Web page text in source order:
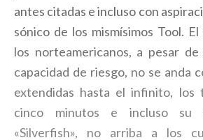
antes citadas e incluso con
sónico de los mismísimos Tool.
los norteamericanos, a pesar
capacidad de riesgo, no se anda
extendidas hasta el infinito, los
cinco minutos e incluso su
«Silverfish», no arriba a los